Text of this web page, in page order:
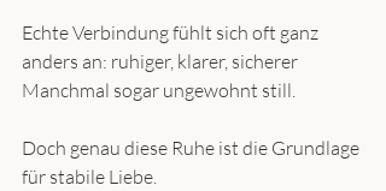
Echte Verbindung fühlt sich oft ganz
anders an: ruhiger, klarer, sicherer
Manchmal sogar ungewohnt still.
Doch genau diese Ruhe ist die Grundlage
für stabile Liebe.